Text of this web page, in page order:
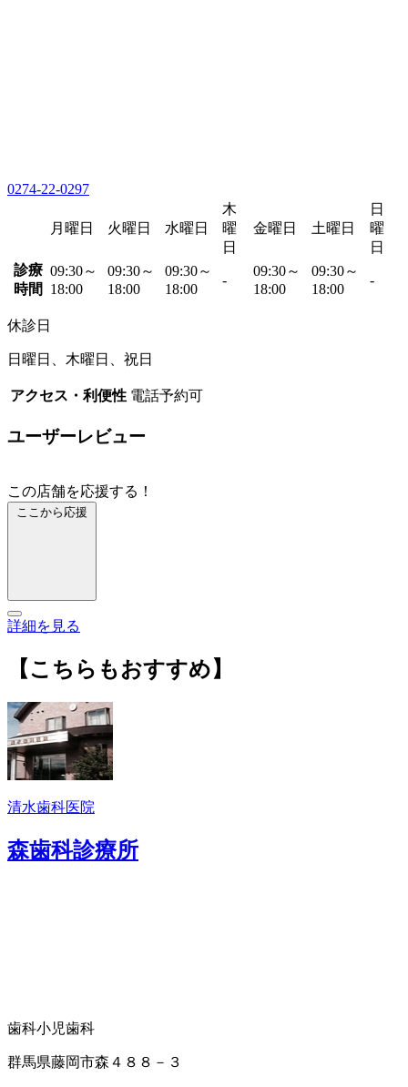
0274-22-0297
月曜日 火曜日 水曜日
木
曜
日
金曜日 土曜日
日
曜
日
診療
時間
09:30～
18:00
09:30～
18:00
09:30～
18:00
-
09:30～
18:00
09:30～
18:00
-
休診日
日曜日、木曜日、祝日
アクセス・利便性 電話予約可
ユーザーレビュー
この店舗を応援する！
ここから応援
詳細を見る
【こちらもおすすめ】
清水歯科医院
森歯科診療所
歯科小児歯科
群馬県藤岡市森４８８－３